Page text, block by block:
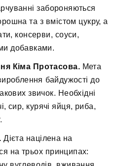
забороняються
та з вмістом цукру, а
консерви, соуси,
добавками.
Кіма Протасова.Мета
байдужості до
звичок. Необхідні
сир, курячі яйця, риба,
Дієта націлена на
на трьох принципах: